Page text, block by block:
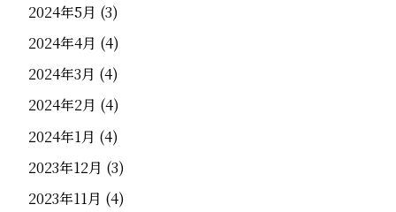
2024年5月 (3)
2024年4月 (4)
2024年3月 (4)
2024年2月 (4)
2024年1月 (4)
2023年12月 (3)
2023年11月 (4)